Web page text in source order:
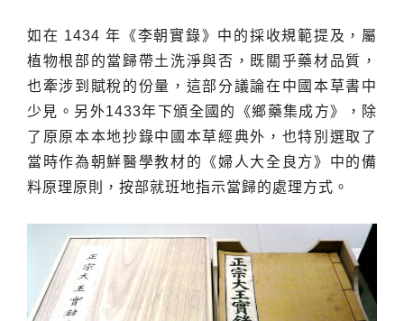
如在 1434 年《李朝實錄》中的採收規範提及，屬
植物根部的當歸帶土洗淨與否，既關乎藥材品質，
也牽涉到賦稅的份量，這部分議論在中國本草書中
少見。另外1433年下頒全國的《鄉藥集成方》，除
了原原本本地抄錄中國本草經典外，也特別選取了
當時作為朝鮮醫學教材的《婦人大全良方》中的備
料原理原則，按部就班地指示當歸的處理方式。